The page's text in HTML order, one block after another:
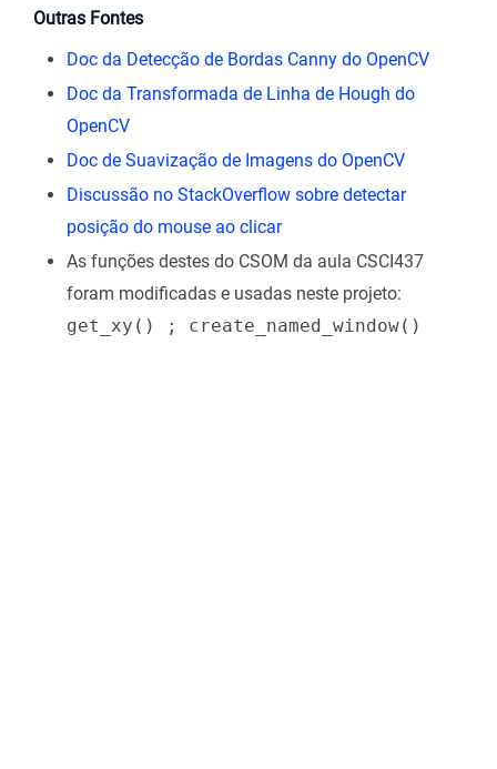
Outras Fontes
Doc da Detecção de Bordas Canny do OpenCV
Doc da Transformada de Linha de Hough do
OpenCV
Doc de Suavização de Imagens do OpenCV
Discussão no StackOverflow sobre detectar
posição do mouse ao clicar
As funções destes do CSOM da aula CSCI437
foram modificadas e usadas neste projeto:
get_xy() ; create_named_window()